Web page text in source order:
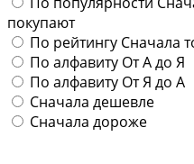
покупают
По рейтингу Сначала
По алфавиту От А до Я
По алфавиту От Я до А
Сначала дешевле
Сначала дороже